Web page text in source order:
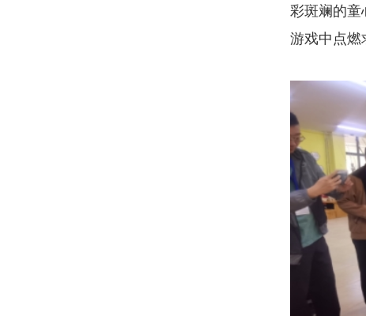
彩斑斓的童
游戏中点燃